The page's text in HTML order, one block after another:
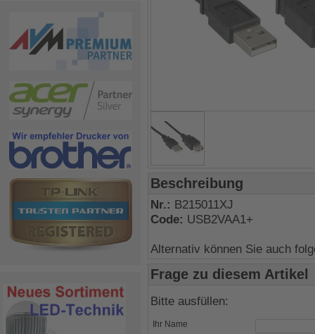
Beschreibung
Nr.: B215011XJ
Code: USB2VAA1+
Alternativ können Sie auch
Frage zu diesem Artikel
Bitte ausfüllen:
Ihr Name